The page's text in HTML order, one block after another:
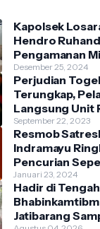
Kapolsek
Hendro
Pengamanan
Krimun
Desember 25, 2024
Perjudian
Terungkap,
Langsung Unit
Anjatan di Teras
September 22, 2023
Resmob
Indramayu
Pencurian
Dusun Tenong,
Indramayu.
Januari 23, 2024
Hadir di
Jatibarang